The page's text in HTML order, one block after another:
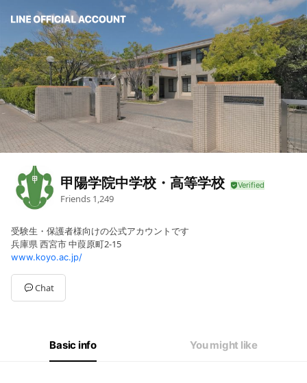
甲陽学院中学校・高等学校
Friends 1,249
受験生・保護者様向けの公式アカウントです
兵庫県 西宮市 中葭原町2-15
www.koyo.ac.jp/
Chat
Basic info You might like